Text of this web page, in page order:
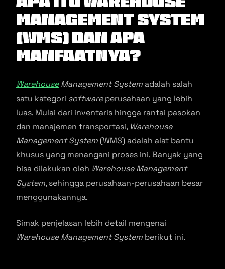
Management System
(WMS) dan Apa
Manfaatnya?
WarehouseManagement Systemadalah salah
satu kategori softwareperusahaan yang lebih
luas. Mulai dari inventaris hingga rantai pasokan
dan manajemen transportasi, Warehouse
Management System (WMS) adalah alat bantu
khusus yang menangani proses ini. Banyak yang
bisa dilakukan oleh Warehouse Management
System, sehingga perusahaan-perusahaan besar
menggunakannya.
Simak penjelasan lebih detail mengenai
Warehouse Management System berikut ini.